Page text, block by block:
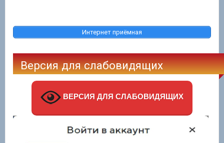
Интернет приёмная
Версия для слабовидящих
ВЕРСИЯ ДЛЯ СЛАБОВИДЯЩИХ